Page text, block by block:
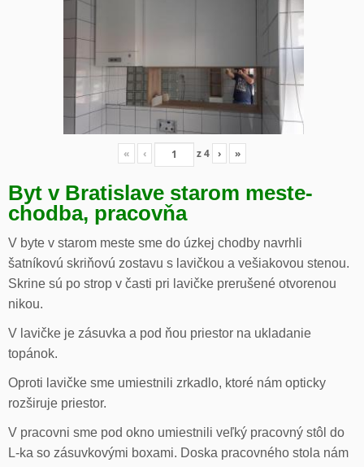
« ‹ z4 › »
Byt v Bratislave starom meste-
chodba, pracovňa
V byte v starom meste sme do úzkej chodby navrhli
šatníkovú skriňovú zostavu s lavičkou a vešiakovou stenou.
Skrine sú po strop v časti pri lavičke prerušené otvorenou
nikou.
V lavičke je zásuvka a pod ňou priestor na ukladanie
topánok.
Oproti lavičke sme umiestnili zrkadlo, ktoré nám opticky
rozširuje priestor.
V pracovni sme pod okno umiestnili veľký pracovný stôl do
L-ka so zásuvkovými boxami. Doska pracovného stola nám